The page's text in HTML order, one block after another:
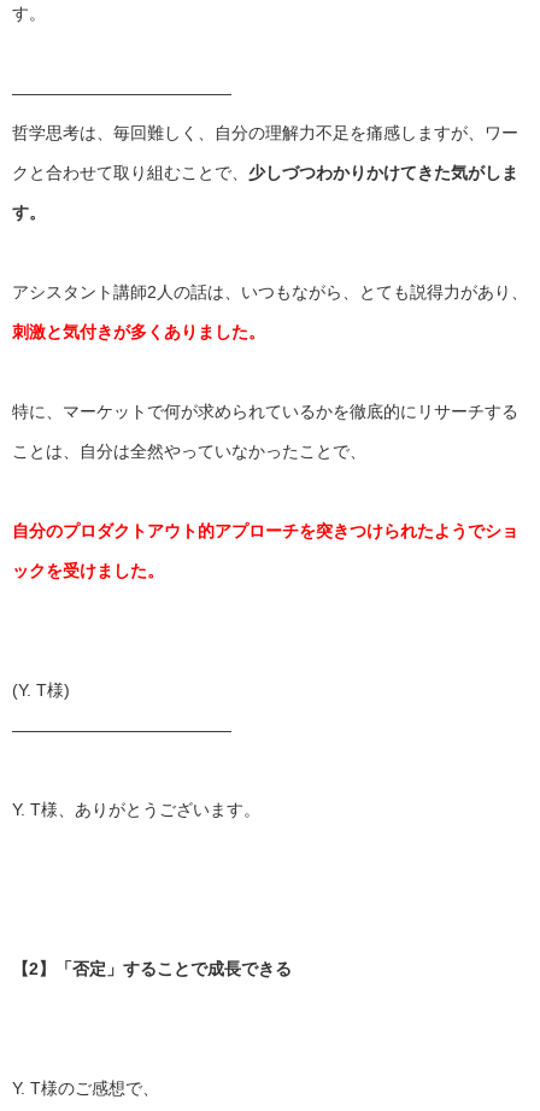
す。
—————————————
哲学思考は、毎回難しく、自分の理解力不足を痛感しますが、 ワー
クと合わせて取り組むことで、 少しづつわかりかけてきた気がしま
す。
アシスタント講師2人の話は、いつもながら、 とても説得力があり、
刺激と気付きが多くありました。
特に、 マーケットで何が求められているかを徹底的にリサーチする
ことは 、自分は全然やっていなかったことで、
自分のプロダクトアウト的アプローチを突きつけられたようでショ
ックを受けました。
(Y. T様)
—————————————
Y. T様、ありがとうございます。
【2】「否定」することで成長できる
Y. T様のご感想で、